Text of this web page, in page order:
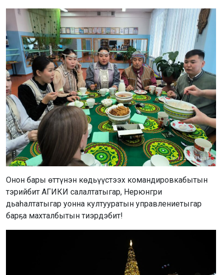
Онон бары өттүнэн көдьүүстээх командировкабытын
тэрийбит АГИКИ салалтатыгар, Нерюнгри
дьаһалтатыгар уонна култууратын управлениетыгар
барҕа махталбытын тиэрдэбит!